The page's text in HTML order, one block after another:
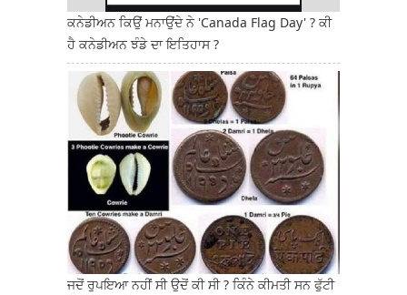
ਕਨੇਡੀਅਨ ਕਿਉਂ ਮਨਾਉਂਦੇ ਨੇ 'Canada Flag Day' ? ਕੀ
ਹੈ ਕਨੇਡੀਅਨ ਝੰਡੇ ਦਾ ਇਤਿਹਾਸ ?
ਜਦੋਂ ਰੁਪਇਆ ਨਹੀਂ ਸੀ ਉਦੋਂ ਕੀ ਸੀ ? ਕਿੰਨੇ ਕੀਮਤੀ ਸਨ ਫੁੱਟੀ